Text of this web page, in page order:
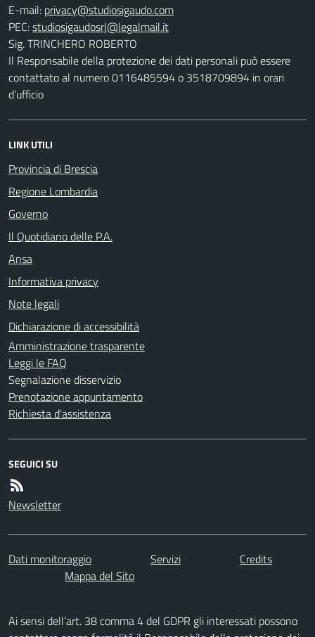
E-mail:
PEC:
Sig. TRINCHERO ROBERTO
Il Responsabile della protezione dei dati personali può essere
contattato al numero 0116485594 o 3518709894 in orari
d’ufficio
LINK UTILI
Provincia di Brescia
Regione Lombardia
Governo
Il Quotidiano delle P.A.
Ansa
Informativa privacy
Note legali
Dichiarazione di accessibilità
Amministrazione trasparente
Leggi le FAQ
Segnalazione disservizio
Prenotazione appuntamento
Richiesta d'assistenza
SEGUICI SU
Newsletter
Dati monitoraggio Servizi
Credits
Mappa del Sito
Ai sensi dell’art. 38 comma 4 del GDPR gli interessati possono